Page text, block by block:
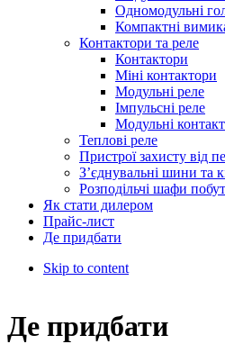
Одномодульні
Компактні
Контактори та реле
Контактори
Міні контактори
Модульні реле
Імпульсні реле
Модульні
Теплові реле
Пристрої захисту від
З’єднувальні шини та
Розподільчі шафи
Як стати дилером
Прайс-лист
Де придбати
Skip to content
Де придбати